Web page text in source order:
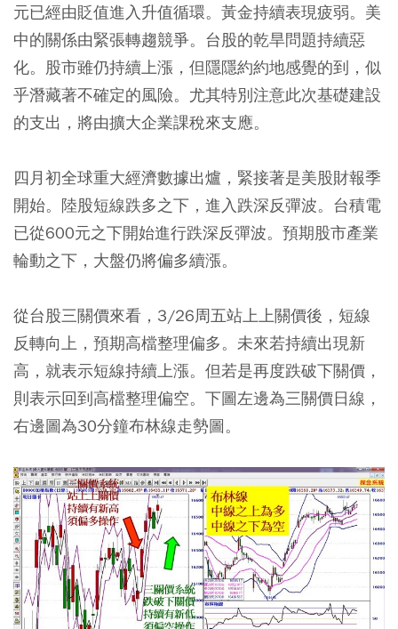
元已經由貶值進入升值循環。黃金持續表現疲弱。美
中的關係由緊張轉趨競爭。台股的乾旱問題持續惡
化。股市雖仍持續上漲，但隱隱約約地感覺的到，似
乎潛藏著不確定的風險。尤其特別注意此次基礎建設
的支出，將由擴大企業課稅來支應。
四月初全球重大經濟數據出爐，緊接著是美股財報季
開始。陸股短線跌多之下，進入跌深反彈波。台積電
已從600元之下開始進行跌深反彈波。預期股市產業
輪動之下，大盤仍將偏多續漲。
從台股三關價來看，3/26周五站上上關價後，短線
反轉向上，預期高檔整理偏多。未來若持續出現新
高，就表示短線持續上漲。但若是再度跌破下關價，
則表示回到高檔整理偏空。下圖左邊為三關價日線，
右邊圖為30分鐘布林線走勢圖。